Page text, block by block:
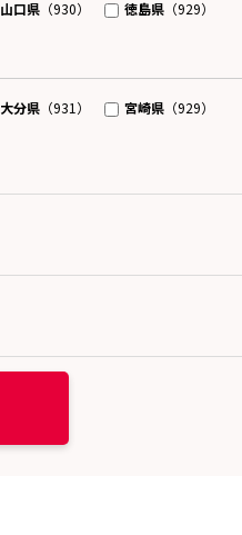
山口県（930） 徳島県（929）
大分県（931） 宮崎県（929）